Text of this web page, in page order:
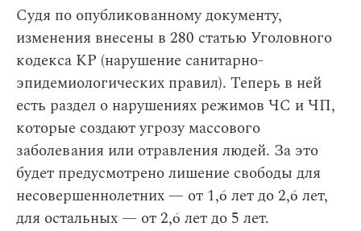
Судя по опубликованному документу,
изменения внесены в 280 статью Уголовного
кодекса КР (нарушение санитарно-
эпидемиологических правил). Теперь в ней
есть раздел о нарушениях режимов ЧС и ЧП,
которые создают угрозу массового
заболевания или отравления людей. За это
будет предусмотрено лишение свободы для
несовершеннолетних — от 1,6 лет до 2,6 лет,
для остальных — от 2,6 лет до 5 лет.